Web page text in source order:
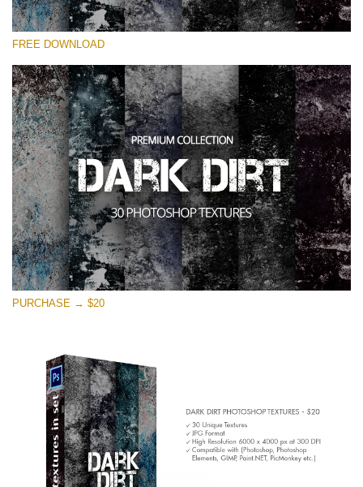
Please select
Small 800*533px
Dark Dirt
(30 Overlays)
Large 6000*4000px
Entire Collection
(1783 Overlays)
Large 6000*4000px
Free download
FREE DOWNLOAD
PURCHASE → $20